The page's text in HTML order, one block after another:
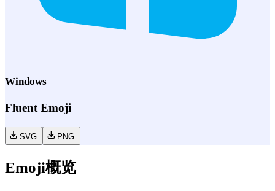
Windows
Fluent Emoji
SVG PNG
Emoji概览